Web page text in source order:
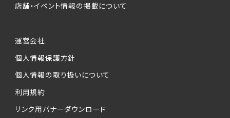
店舗・イベント情報の掲載について
運営会社
個人情報保護方針
個人情報の取り扱いについて
利用規約
リンク用バナーダウンロード